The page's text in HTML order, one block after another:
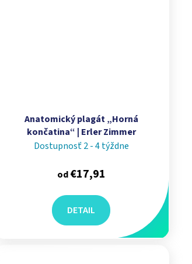
Anatomický plagát „Horná
končatina“ | Erler Zimmer
Dostupnosť 2 - 4 týždne
od€17,91
DETAIL